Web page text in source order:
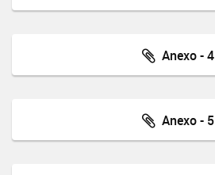
Anexo - 4
Anexo - 5